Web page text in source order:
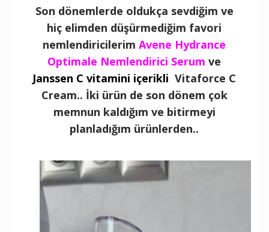
Son dönemlerde oldukça sevdiğim ve
hiç elimden düşürmediğim favori
nemlendiricilerimAvene Hydrance
Optimale Nemlendirici Serum ve
Janssen C vitamini içerikliVitaforce C
Cream.. İki ürün de son dönem çok
memnun kaldığım ve bitirmeyi
planladığım ürünlerden..